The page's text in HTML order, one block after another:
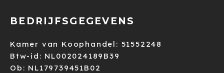
BEDRIJFSGEGEVENS
Kamer van Koophandel: 51552248
Btw-id: NL002024189B39
Ob: NL179739451B02